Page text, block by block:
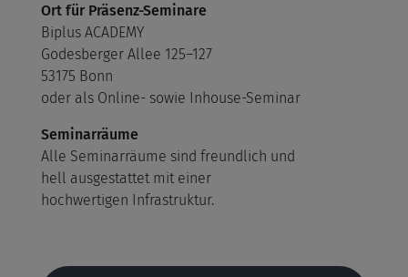
Ort für Präsenz-Seminare
Biplus ACADEMY
Godesberger Allee 125–127
53175 Bonn
oder als Online- sowie Inhouse-Seminar
Seminarräume
Alle Seminarräume sind freundlich und
hell ausgestattet mit einer
hochwertigen Infrastruktur.